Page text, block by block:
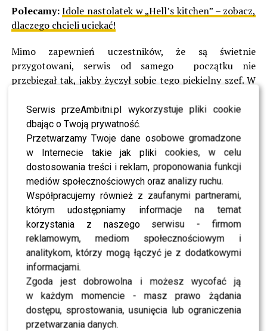
Serwis przeAmbitni.pl wykorzystuje pliki cookie
dbając o Twoją prywatność.
Przetwarzamy Twoje dane osobowe gromadzone
w Internecie takie jak pliki cookies, w celu
dostosowania treści i reklam, proponowania funkcji
mediów społecznościowych oraz analizy ruchu.
Współpracujemy również z zaufanymi partnerami,
którym udostępniamy informacje na temat
korzystania z naszego serwisu - firmom
reklamowym, mediom społecznościowym i
analitykom, którzy mogą łączyć je z dodatkowymi
informacjami.
Zgoda jest dobrowolna i możesz wycofać ją
w każdym momencie - masz prawo żądania
dostępu, sprostowania, usunięcia lub ograniczenia
przetwarzania danych.
Polecamy:Idole nastolatek w „Hell’s kitchen” – zobacz,
dlaczego chcieli uciekać!
Mimo zapewnień uczestników, że są świetnie
przygotowani, serwis od samego początku nie
przebiegał tak, jakby życzył sobie tego piekielny szef. W
sobą. Dlaczego? Zobaczcie koniecznie nasze wideo.
Co się k… stało teraz? –
krzyczał Michał Bryś,
wytykając kolejne błędy
uczestnikom kulinarnego
show.
Czy dzięki dobitnym uwagom szefa „Hell’s Kitchen”
serwis został zakończony sukcesem?
Szósta edycja “Hell’s Kitchen – Piekielna Kuchnia” – w
każdy wtorek, o godzinie 20:05, tylko w Telewizji
POLSAT!